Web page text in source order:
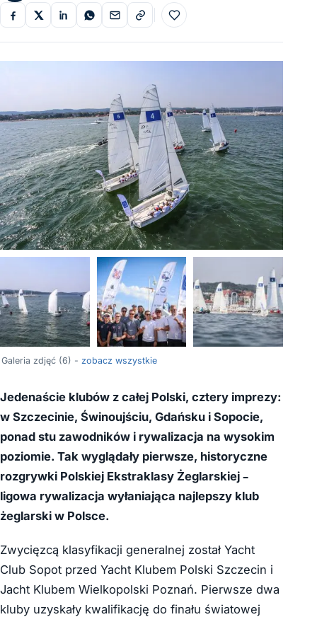
Do ulubionych
Galeria zdjęć (6) - zobacz wszystkie
Jedenaście klubów z całej Polski, cztery imprezy:
w Szczecinie, Świnoujściu, Gdańsku i Sopocie,
ponad stu zawodników i rywalizacja na wysokim
poziomie. Tak wyglądały pierwsze, historyczne
rozgrywki Polskiej Ekstraklasy Żeglarskiej –
ligowa rywalizacja wyłaniająca najlepszy klub
żeglarski w Polsce.
Zwycięzcą klasyfikacji generalnej został Yacht
Club Sopot przed Yacht Klubem Polski Szczecin i
Jacht Klubem Wielkopolski Poznań. Pierwsze dwa
kluby uzyskały kwalifikację do finału światowej